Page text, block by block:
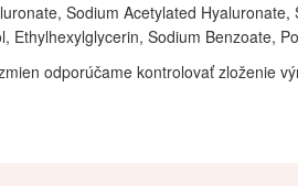
Sodium Acetylated
Ethylhexylglycerin, Sodium Benzoate,
odporúčame kontrolovať zloženie